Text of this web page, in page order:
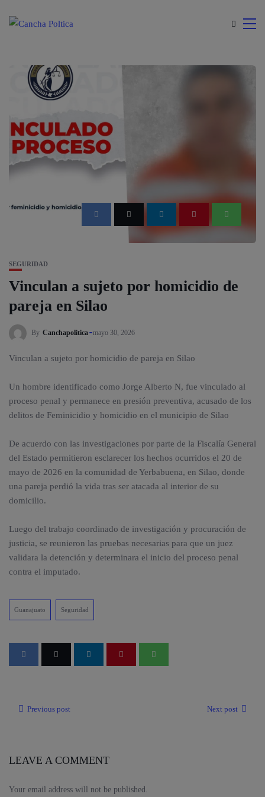
SEGURIDAD
Vinculan a sujeto por homicidio de
pareja en Silao
By Canchapolitica mayo 30, 2026
Vinculan a sujeto por homicidio de pareja en Silao
Un hombre identificado como Jorge Alberto N, fue vinculado al
proceso penal y permanece en presión preventiva, acusado de los
delitos de Feminicidio y homicidio en el municipio de Silao
De acuerdo con las investigaciones por parte de la Fiscalía General
del Estado permitieron esclarecer los hechos ocurridos el 20 de
mayo de 2026 en la comunidad de Yerbabuena, en Silao, donde
una pareja perdió la vida tras ser atacada al interior de su
domicilio.
Luego del trabajo coordinado de investigación y procuración de
justicia, se reunieron las pruebas necesarias para que un juez
validara la detención y determinara el inicio del proceso penal
contra el imputado.
Guanajuato Seguridad
Previous post Next post
LEAVE A COMMENT
Your email address will not be published.